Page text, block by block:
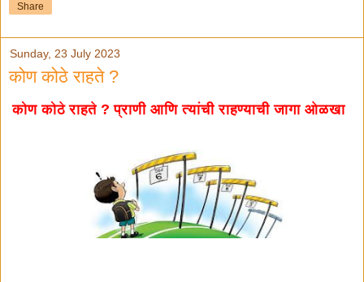
Share
Sunday, 23 July 2023
कोण कोठे राहते ?
कोण कोठे राहते ? प्राणी आणि त्यांची राहण्याची जागा ओळखा